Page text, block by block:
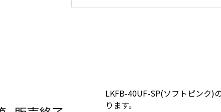
LKFB-40UF-SP(ソフトピンク)
ります。